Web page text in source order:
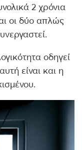
2 χρόνια
οι δύο απλώς
οδηγεί
είναι και η